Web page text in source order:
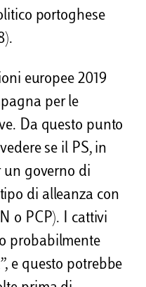
portoghese
europee 2019
per le
Da questo punto
se il PS, in
un governo di
di alleanza con
o PCP). I cattivi
probabilmente
e questo potrebbe